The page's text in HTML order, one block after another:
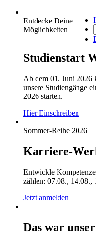
Entdecke Deine
Möglichkeiten
Studienstart
Ab dem 01. Juni 2026
unsere Studiengänge
2026 starten.
Hier Einschreiben
Sommer-Reihe 2026
Karriere-
Entwickle
zählen: 07.08., 14.08.,
Jetzt anmelden
Das war